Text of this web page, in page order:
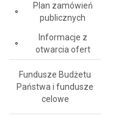
Plan zamówień
publicznych
Informacje z
otwarcia ofert
Fundusze Budżetu
Państwa i fundusze
celowe